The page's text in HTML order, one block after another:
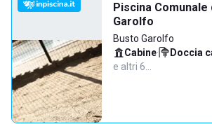
Piscina Comunale
Garolfo
Busto Garolfo
Cabine· Doccia
e altri 6…